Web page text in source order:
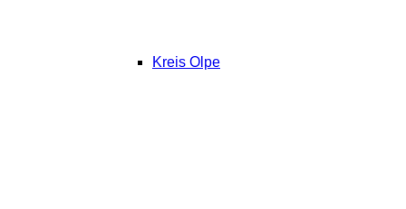
Kreis Olpe